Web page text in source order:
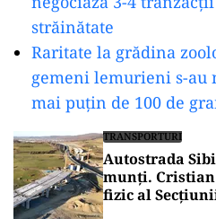
Amenzi uriașe la
dezvăluirile terifiante